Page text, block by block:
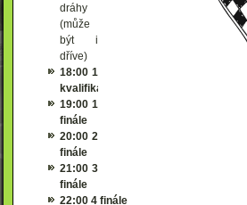
dráhy
(může
být i
dříve)
18:00 1
kvalifikace
19:00 1
finále
20:00 2
finále
21:00 3
finále
22:00 4 finále